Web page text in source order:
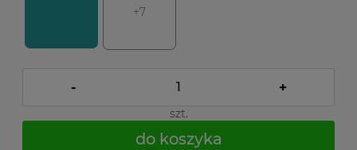
+7
- +
szt.
do koszyka